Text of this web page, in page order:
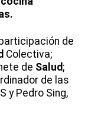
de
Colectiva;
de Salud;
de las
y Pedro Sing,